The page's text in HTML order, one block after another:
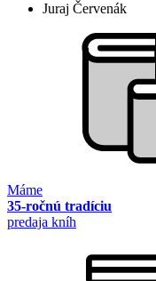
Juraj Červenák
Máme
35-ročnú tradíciu
predaja kníh